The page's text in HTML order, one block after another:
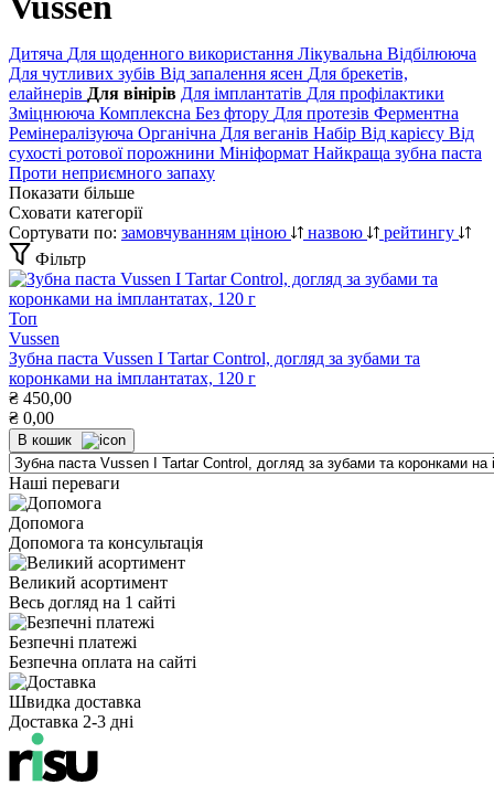
Дитяча Для щоденного використання Лікувальна Відбілююча
Для чутливих зубів Від запалення ясен Для брекетів,
елайнерів Для вінірів Для імплантатів Для профілактики
Зміцнююча Комплексна Без фтору Для протезів Ферментна
Ремінералізуюча Органічна Для веганів Набір Від карієсу Від
сухості ротової порожнини Мініформат Найкраща зубна паста
Проти неприємного запаху
Показати більше
Сховати категорії
Сортувати по: замовчуванням ціною назвою
рейтингу
Фільтр
Топ
Vussen
Зубна паста Vussen I Tartar Control, догляд за зубами та
коронками на імплантатах, 120 г
₴ 450,00
₴ 0,00
В кошик
Наші переваги
Допомога
Допомога та консультація
Великий асортимент
Весь догляд на 1 сайті
Безпечні платежі
Безпечна оплата на сайті
Швидка доставка
Доставка 2-3 дні